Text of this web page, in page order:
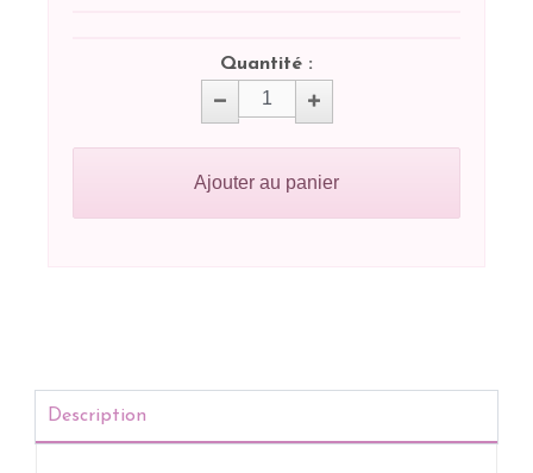
Quantité :
Ajouter au panier
Description